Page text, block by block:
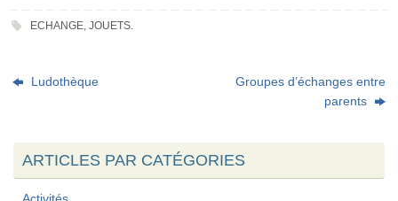
ECHANGE, JOUETS.
Ludothèque
Groupes d’échanges entre
parents
ARTICLES PAR CATÉGORIES